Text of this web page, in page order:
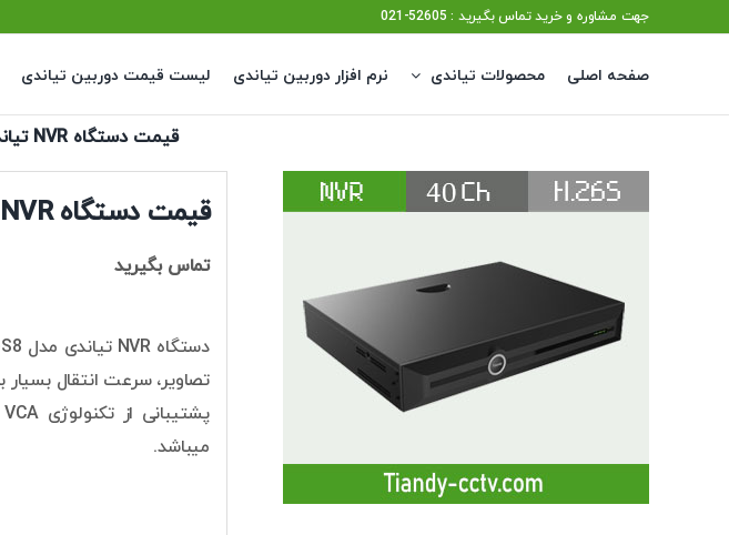
جهت مشاوره و خرید تماس بگیرید : 52605-021
صفحه اصلی محصولات تیاندی نرم افزار دوربین تیاندی لیست قیمت دوربین تیاندی
قیمت دستگاه NVR تیاندی مدل TC-NR5040M7-S8
قیمت دستگاه NVR تیاندی مدل TC-NR5040M7-S8
تماس بگیرید
میباشد.